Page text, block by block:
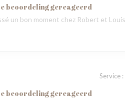
beoordeling gereageerd
un bon moment chez Robert et
Service:
beoordeling gereageerd